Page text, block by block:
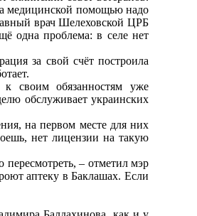
медицинской помощью надо
врач Шелеховской ЦРБ
одна проблема: в селе нет
за свой счёт построила
своим обязанностям уже
обслуживает украинских
на первом месте для них
нет лицензии на такую
пересмотреть, – отметил мэр
аптеку в Баклашах. Если